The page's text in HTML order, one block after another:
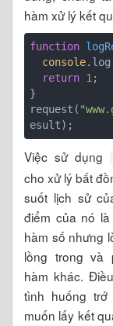
hàm xử lý kết
function
console
return 1;
}
request(
Việc sử dụng
cho xử lý bất
suốt lịch sử
điểm của nó
hàm số nhưng
lồng trong và
hàm khác.
tình huống
muốn lấy kết